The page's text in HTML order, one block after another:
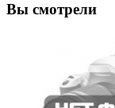
Вы смотрели